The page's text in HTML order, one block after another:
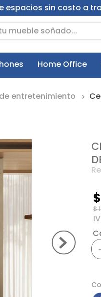
sin costo a
soñado...
Home Office
entretenimiento
$1
$